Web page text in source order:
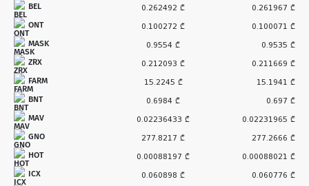
BEL 0.262492 ₾ 0.261967 ₾
ONT 0.100272 ₾ 0.100071 ₾
MASK 0.9554 ₾ 0.9535 ₾
ZRX 0.212093 ₾ 0.211669 ₾
FARM 15.2245 ₾ 15.1941 ₾
BNT 0.6984 ₾ 0.697 ₾
MAV 0.02236433 ₾ 0.02231965 ₾
GNO 277.8217 ₾ 277.2666 ₾
HOT 0.00088197 ₾ 0.00088021 ₾
ICX 0.060898 ₾ 0.060776 ₾